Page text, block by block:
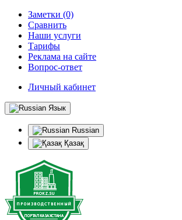
Заметки (0)
Сравнить
Наши услуги
Тарифы
Реклама на сайте
Вопрос-ответ
Личный кабинет
Язык
Russian
Қазақ